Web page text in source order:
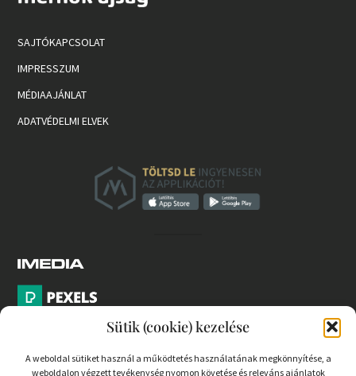
Sütik (cookie) kezelése
A weboldal sütiket használ a működtetés használatának megkönnyítése, a
weboldalon végzett tevékenység nyomon követése és releváns ajánlatok
SAJTÓKAPCSOLAT
IMPRESSZUM
MÉDIAAJÁNLAT
ADATVÉDELMI ELVEK